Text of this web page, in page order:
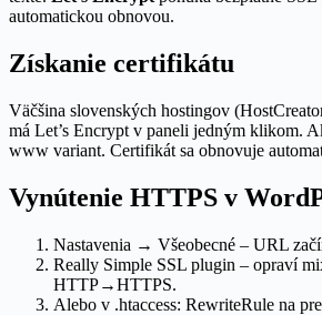
automatickou obnovou.
Získanie certifikátu
Väčšina slovenských hostingov
má Let’s Encrypt v paneli jedným klikom.
www variant. Certifikát sa obnovuje
Vynútenie HTTPS v
Nastavenia → Všeobecné – URL
Really Simple SSL plugin – opraví
HTTP→HTTPS.
Alebo v .htaccess: RewriteRule na